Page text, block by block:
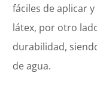
fáciles de aplicar
látex, por otro
durabilidad,
de agua.